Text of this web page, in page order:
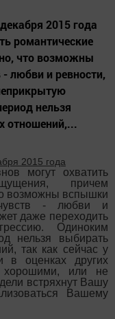
2015 года
романтические
что возможны
любви и ревности,
нельзя
отношений,...
2015 года
могут охватить
причем
возможны вспышки
чувств - любви и
даже переходить
Одиноким
нельзя выбирать
так как сейчас у
в оценках других
или не
встряхнут Вашу
Вашему